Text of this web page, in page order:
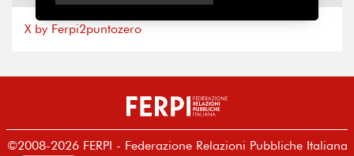
X by Ferpi2puntozero
©2008-2026 FERPI - Federazione Relazioni Pubbliche Italiana